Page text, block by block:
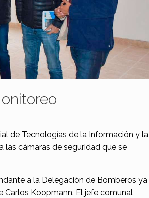
de Tecnologías de la Información y la
las cámaras de seguridad que se
a la Delegación de Bomberos ya
Carlos Koopmann. El jefe comunal